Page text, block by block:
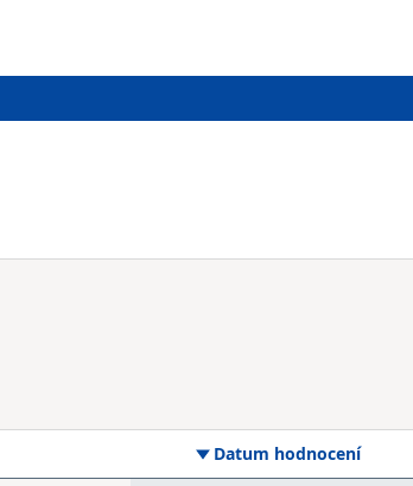
Datum hodnocení